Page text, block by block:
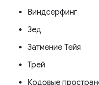
Виндсерфинг
Зед
Затмение Тейя
Трей
Кодовые